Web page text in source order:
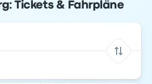
Tickets & Fahrpläne